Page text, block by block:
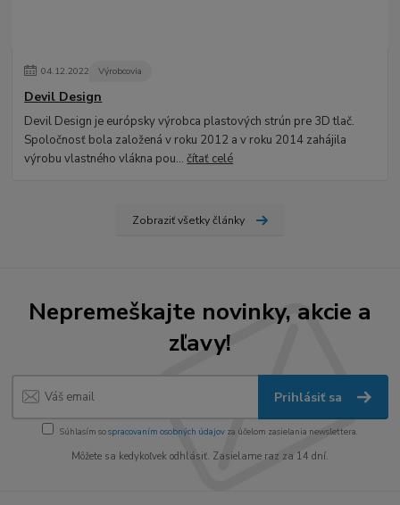
04.12.2022 Výrobcovia
Devil Design
Devil Design je európsky výrobca plastových strún pre 3D tlač.
Spoločnosť bola založená v roku 2012 a v roku 2014 zahájila
výrobu vlastného vlákna pou...čítať celé
Zobraziť všetky články
Nepremeškajte novinky, akcie a
zľavy!
Prihlásiť sa
Súhlasím sospracovaním osobných údajov za účelom zasielania newslettera.
Môžete sa kedykoľvek odhlásiť. Zasielame raz za 14 dní.